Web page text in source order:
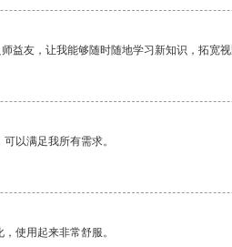
益友，让我能够随时随地学习新知识，拓宽
以满足我所有需求。
使用起来非常舒服。